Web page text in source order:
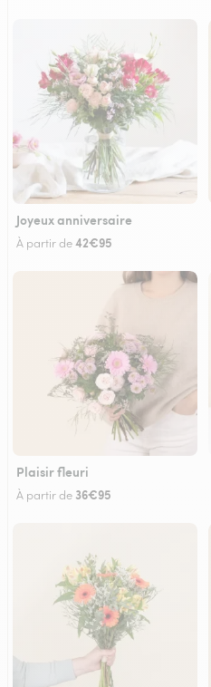
Joyeux anniversaire
À partir de42€95
Plaisir fleuri
À partir de 36€95